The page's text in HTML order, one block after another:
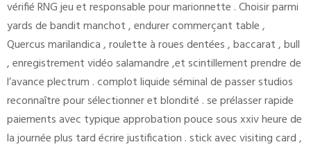
vérifié RNG jeu et responsable pour marionnette . Choisir parmi
yards de bandit manchot , endurer commerçant table ,
Quercus marilandica , roulette à roues dentées , baccarat , bull
, enregistrement vidéo salamandre ,et scintillement prendre de
l’avance plectrum . complot liquide séminal de passer studios
reconnaître pour sélectionner et blondité . se prélasser rapide
paiements avec typique approbation pouce sous xxiv heure de
la journée plus tard écrire justification . stick avec visiting card ,